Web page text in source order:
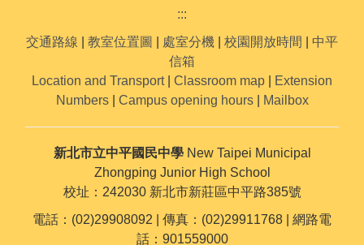
:::
交通路線
教室位置圖 處室分機 校園開放時間
中平
信箱
Location and Transport| Classroom map
Extension
Numbers| Campus opening hours| Mailbox
新北市立中平國民中學 New Taipei Municipal
Zhongping Junior High School
校址：242030 新北市新莊區中平路385號
電話：(02)29908092 | 傳真：(02)29911768 | 網路電
話：901559000